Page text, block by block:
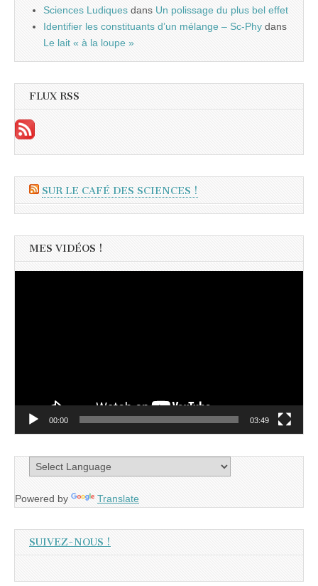
Sciences Ludiques dans Un polissage du plus bel effet
Identifier les constituants d’un mélange – Sc-Phy dans
Le lait « à la loupe »
FLUX RSS
SUR LE CAFÉ DES SCIENCES !
MES VIDÉOS !
00:00 03:49
Powered by Translate
SUIVEZ-NOUS !